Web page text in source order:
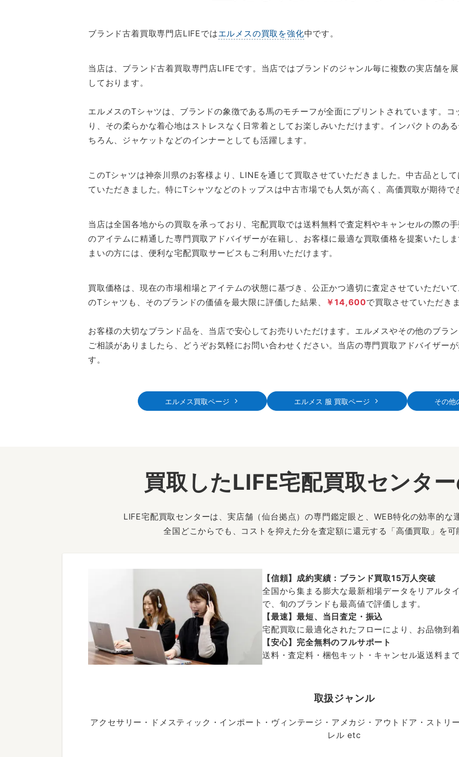
ブランド古着買取専門店LIFEではエルメスの買取を強化中です。
当店は、ブランド古着買取専門店LIFEです。当店ではブランドのジャンル毎に複数の実店舗を
しております。
エルメスのTシャツは、ブランドの象徴である馬のモチーフが全面にプリントされています。
り、その柔らかな着心地はストレスなく日常着としてお楽しみいただけます。インパクトのあ
ちろん、ジャケットなどのインナーとしても活躍します。
このTシャツは神奈川県のお客様より、LINEを通じて買取させていただきました。中古品とし
ていただきました。特にTシャツなどのトップスは中古市場でも人気が高く、高価買取が期待
当店は全国各地からの買取を承っており、宅配買取では送料無料で査定料やキャンセルの際の
のアイテムに精通した専門買取アドバイザーが在籍し、お客様に最適な買取価格を提案いたし
まいの方には、便利な宅配買取サービスもご利用いただけます。
買取価格は、現在の市場相場とアイテムの状態に基づき、公正かつ適切に査定させていただい
のTシャツも、そのブランドの価値を最大限に評価した結果、
￥14,600で買取させていただき
お客様の大切なブランド品を、当店で安心してお売りいただけます。エルメスやその他のブラ
ご相談がありましたら、どうぞお気軽にお問い合わせください。当店の専門買取アドバイザー
す。
エルメス買取ページ エルメス 服 買取ページ その他
買取したLIFE宅配買取センタ
LIFE宅配買取センターは、実店舗（仙台拠点）の専門鑑定眼と、WEB特化の効率的な
全国どこからでも、コストを抑えた分を査定額に還元する「高価買取」を
【信頼】成約実績：ブランド買取15万人突破
全国から集まる膨大な最新相場データをリアルタ
で、旬のブランドも最高値で評価します。
【最速】最短、当日査定・振込
宅配買取に最適化されたフローにより、お品物到
【安心】完全無料のフルサポート
送料・査定料・梱包キット・キャンセル返送料ま
取扱ジャンル
アクセサリー・ドメスティック・インポート・ヴィンテージ・アメカジ・アウトドア・ストリ
レル etc